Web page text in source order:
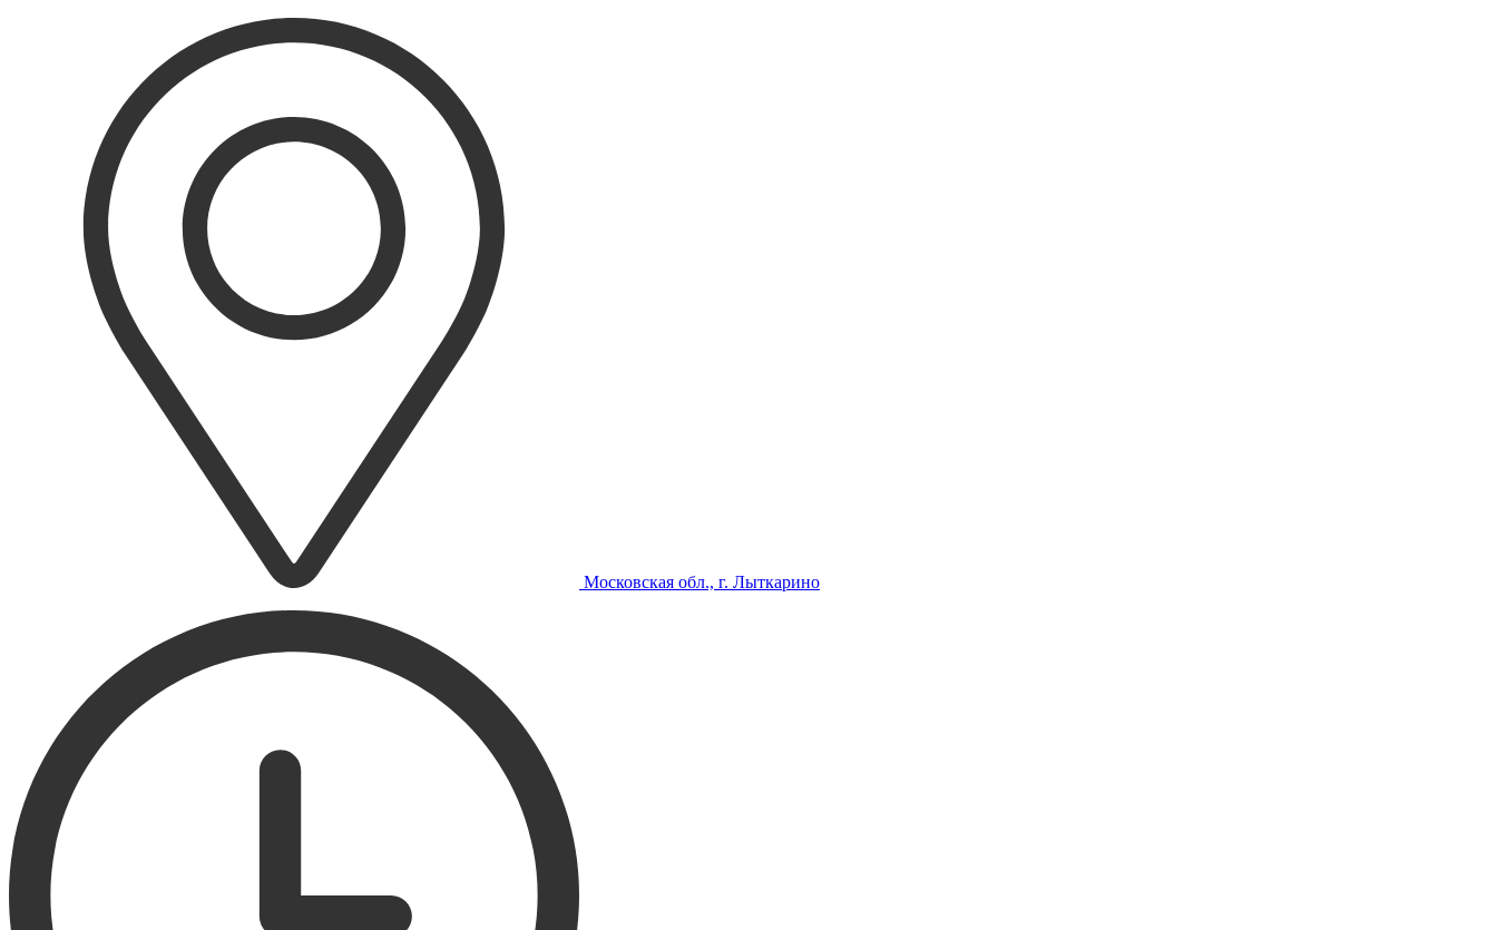
Московская обл., г. Лыткарино